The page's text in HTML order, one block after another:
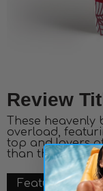
Review
These
overload,
top and layers
than this.
Feature #1 - 8/